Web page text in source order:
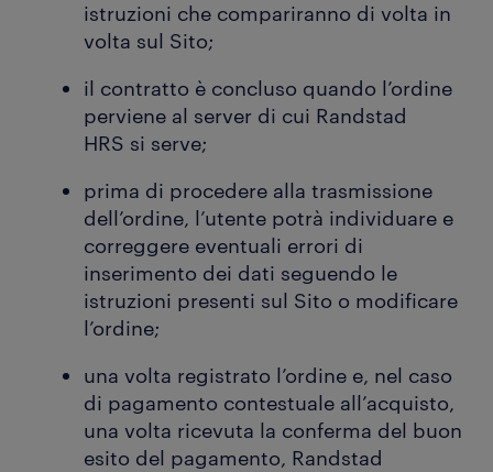
istruzioni che compariranno di volta in
volta sul Sito;
il contratto è concluso quando l’ordine
perviene al server di cui Randstad
HRS si serve;
prima di procedere alla trasmissione
dell’ordine, l’utente potrà individuare e
correggere eventuali errori di
inserimento dei dati seguendo le
istruzioni presenti sul Sito o modificare
l’ordine;
una volta registrato l’ordine e, nel caso
di pagamento contestuale all’acquisto,
una volta ricevuta la conferma del buon
esito del pagamento, Randstad